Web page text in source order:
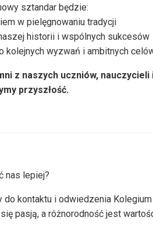
sztandar będzie:
w pielęgnowaniu tradycji
historii i wspólnych sukcesów
kolejnych wyzwań i ambitnych
z naszych uczniów,
przyszłość.
nas lepiej?
kontaktu i odwiedzenia
pasją, a różnorodność jest